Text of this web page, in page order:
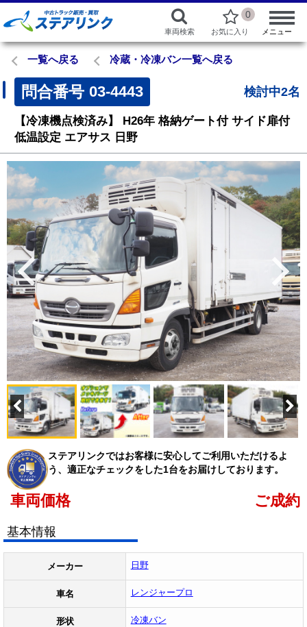
車両検索
0
お気に入り メニュー
一覧へ戻る 冷蔵・冷凍バン一覧へ戻る
問合番号 03-4443 検討中2名
【冷凍機点検済み】 H26年 格納ゲート付 サイド扉付
低温設定 エアサス 日野
ステアリンクではお客様に安心してご利用いただけるよ
う、適正なチェックをした1台をお届けしております。
車両価格 ご成約
基本情報
メーカー 日野
車名 レンジャープロ
形状 冷凍バン